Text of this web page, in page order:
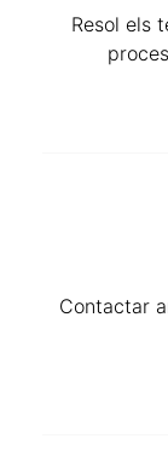
Resol els
Contactar